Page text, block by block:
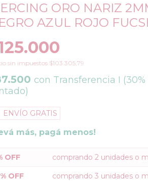
ORO NARIZ
AZUL ROJO
sin impuestos $103.305,79
con Transferencia I
ENVÍO GRATIS
más, pagá menos!
OFF comprando 2 unidades o
OFF comprando 3 unidades o